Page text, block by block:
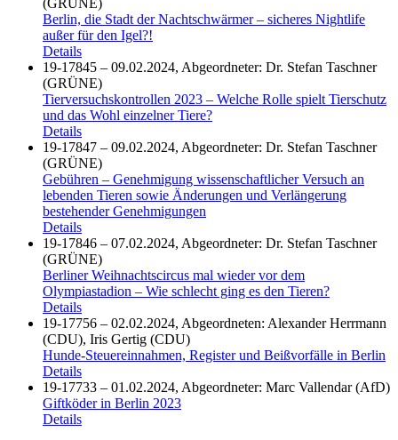
Berlin, die Stadt der Nachtschwärmer – sicheres Nightlife
außer für den Igel?!
Details
19-17845 – 09.02.2024, Abgeordneter: Dr. Stefan Taschner
(GRÜNE)
Tierversuchskontrollen 2023 – Welche Rolle spielt Tierschutz
und das Wohl einzelner Tiere?
Details
19-17847 – 09.02.2024, Abgeordneter: Dr. Stefan Taschner
(GRÜNE)
Gebühren – Genehmigung wissenschaftlicher Versuch an
lebenden Tieren sowie Änderungen und Verlängerung
bestehender Genehmigungen
Details
19-17846 – 07.02.2024, Abgeordneter: Dr. Stefan Taschner
(GRÜNE)
Berliner Weihnachtscircus mal wieder vor dem
Olympiastadion – Wie schlecht ging es den Tieren?
Details
19-17756 – 02.02.2024, Abgeordneten: Alexander Herrmann
(CDU), Iris Gertig (CDU)
Hunde-Steuereinnahmen, Register und Beißvorfälle in Berlin
Details
19-17733 – 01.02.2024, Abgeordneter: Marc Vallendar (AfD)
Giftköder in Berlin 2023
Details